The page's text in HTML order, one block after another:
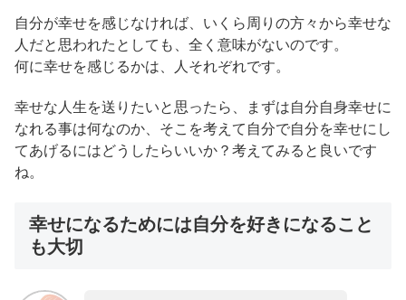
自分が幸せを感じなければ、いくら周りの方々から幸せな
人だと思われたとしても、全く意味がないのです。
何に幸せを感じるかは、人それぞれです。
幸せな人生を送りたいと思ったら、まずは自分自身幸せに
なれる事は何なのか、そこを考えて自分で自分を幸せにし
てあげるにはどうしたらいいか？考えてみると良いです
ね。
幸せになるためには自分を好きになること
も大切